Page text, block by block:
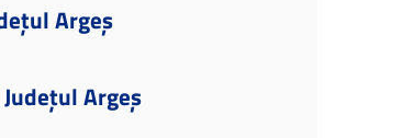
Argeș
Argeș